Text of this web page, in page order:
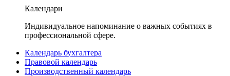
Календари
Индивидуальное напоминание о важных событиях в
профессиональной сфере.
Календарь бухгалтера
Правовой календарь
Производственный календарь